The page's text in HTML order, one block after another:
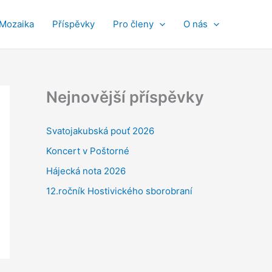
Příspěvky Pro členy O nás
Nejnovější příspěvky
Svatojakubská pouť 2026
Koncert v Poštorné
Hájecká nota 2026
12.ročník Hostivického sborobraní